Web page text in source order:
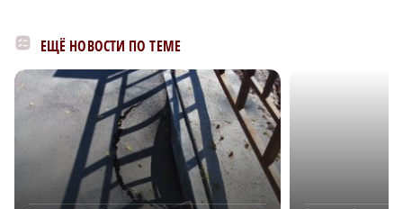
ЕЩЁ НОВОСТИ ПО ТЕМЕ